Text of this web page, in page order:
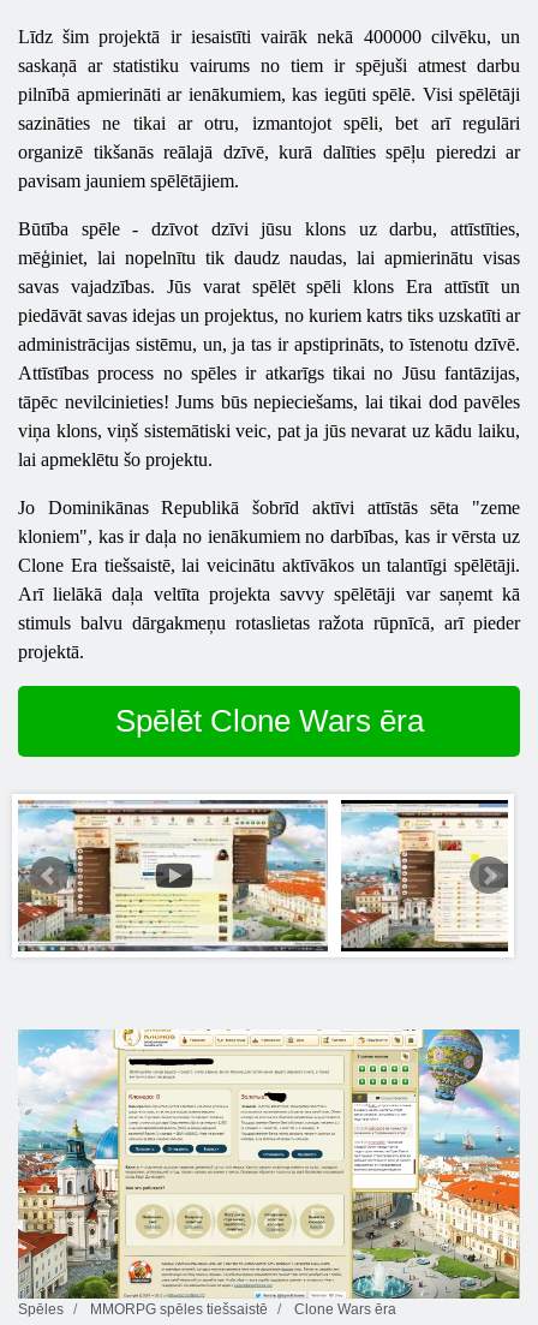
Līdz šim projektā ir iesaistīti vairāk nekā 400000 cilvēku, un
saskaņā ar statistiku vairums no tiem ir spējuši atmest darbu
pilnībā apmierināti ar ienākumiem, kas iegūti spēlē. Visi spēlētāji
sazināties ne tikai ar otru, izmantojot spēli, bet arī regulāri
organizē tikšanās reālajā dzīvē, kurā dalīties spēļu pieredzi ar
pavisam jauniem spēlētājiem.
Būtība spēle - dzīvot dzīvi jūsu klons uz darbu, attīstīties,
mēģiniet, lai nopelnītu tik daudz naudas, lai apmierinātu visas
savas vajadzības. Jūs varat spēlēt spēli klons Era attīstīt un
piedāvāt savas idejas un projektus, no kuriem katrs tiks uzskatīti ar
administrācijas sistēmu, un, ja tas ir apstiprināts, to īstenotu dzīvē.
Attīstības process no spēles ir atkarīgs tikai no Jūsu fantāzijas,
tāpēc nevilcinieties! Jums būs nepieciešams, lai tikai dod pavēles
viņa klons, viņš sistemātiski veic, pat ja jūs nevarat uz kādu laiku,
lai apmeklētu šo projektu.
Jo Dominikānas Republikā šobrīd aktīvi attīstās sēta "zeme
kloniem", kas ir daļa no ienākumiem no darbības, kas ir vērsta uz
Clone Era tiešsaistē, lai veicinātu aktīvākos un talantīgi spēlētāji.
Arī lielākā daļa veltīta projekta savvy spēlētāji var saņemt kā
stimuls balvu dārgakmeņu rotaslietas ražota rūpnīcā, arī pieder
projektā.
Spēlēt Clone Wars ēra
Spēles MMORPG spēles tiešsaistē Clone Wars ēra